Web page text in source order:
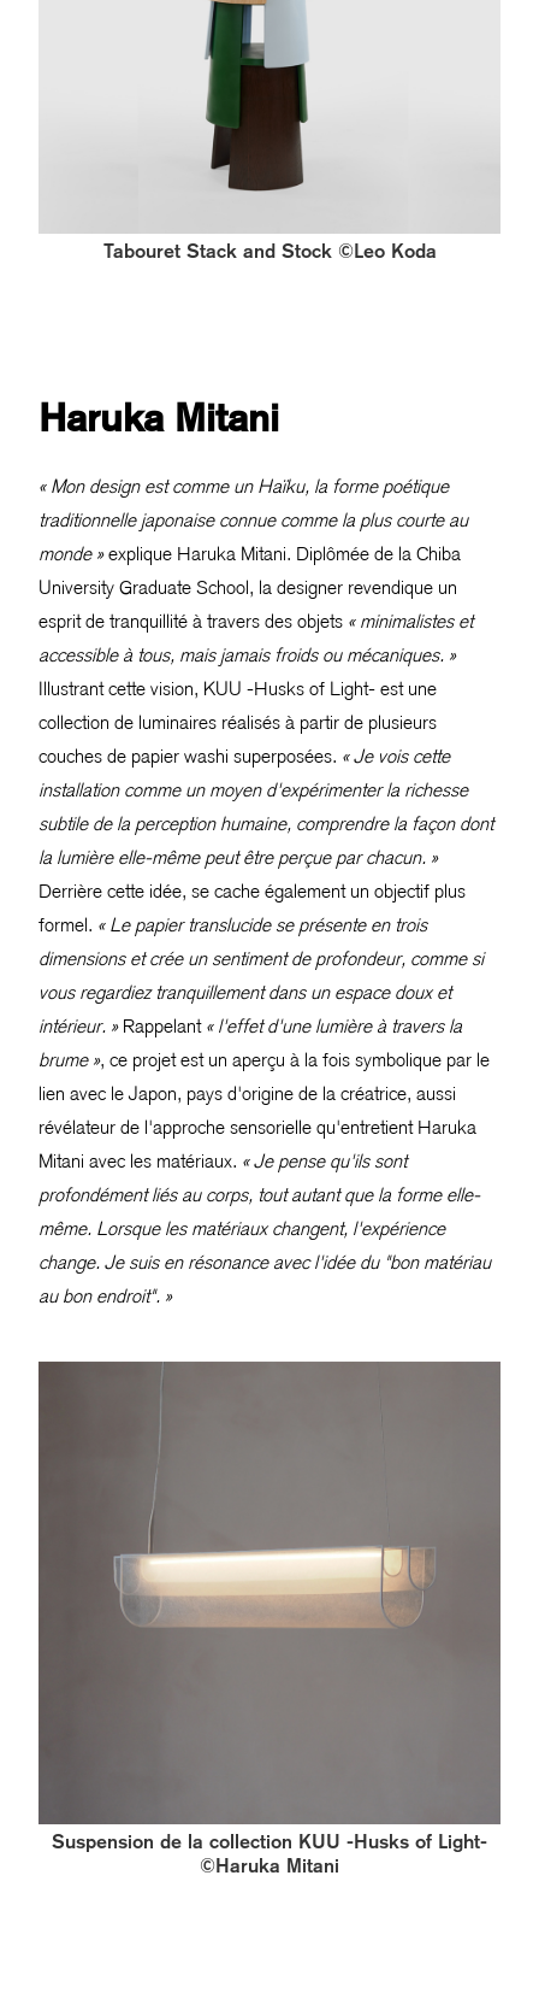
Tabouret Stack and Stock ©Leo Koda
Haruka Mitani
« Mon design est comme un Haïku, la forme poétique
traditionnelle japonaise connue comme la plus courte au
monde »explique Haruka Mitani. Diplômée de la Chiba
University Graduate School, la designer revendique un
esprit de tranquillité à travers des objets « minimalistes et
accessible à tous, mais jamais froids ou mécaniques. »
Illustrant cette vision, KUU -Husks of Light- est une
collection de luminaires réalisés à partir de plusieurs
couches de papier washi superposées. « Je vois cette
installation comme un moyen d'expérimenter la richesse
subtile de la perception humaine, comprendre la façon dont
la lumière elle-même peut être perçue par chacun. »
Derrière cette idée, se cache également un objectif plus
formel. « Le papier translucide se présente en trois
dimensions et crée un sentiment de profondeur, comme si
vous regardiez tranquillement dans un espace doux et
intérieur. »Rappelant « l'effet d'une lumière à travers la
brume », ce projet est un aperçu à la fois symbolique par le
lien avec le Japon, pays d'origine de la créatrice, aussi
révélateur de l'approche sensorielle qu'entretient Haruka
Mitani avec les matériaux. « Je pense qu'ils sont
profondément liés au corps, tout autant que la forme elle-
même. Lorsque les matériaux changent, l'expérience
change. Je suis en résonance avec l'idée du "bon matériau
au bon endroit". »
Suspension de la collection KUU -Husks of Light-
©Haruka Mitani